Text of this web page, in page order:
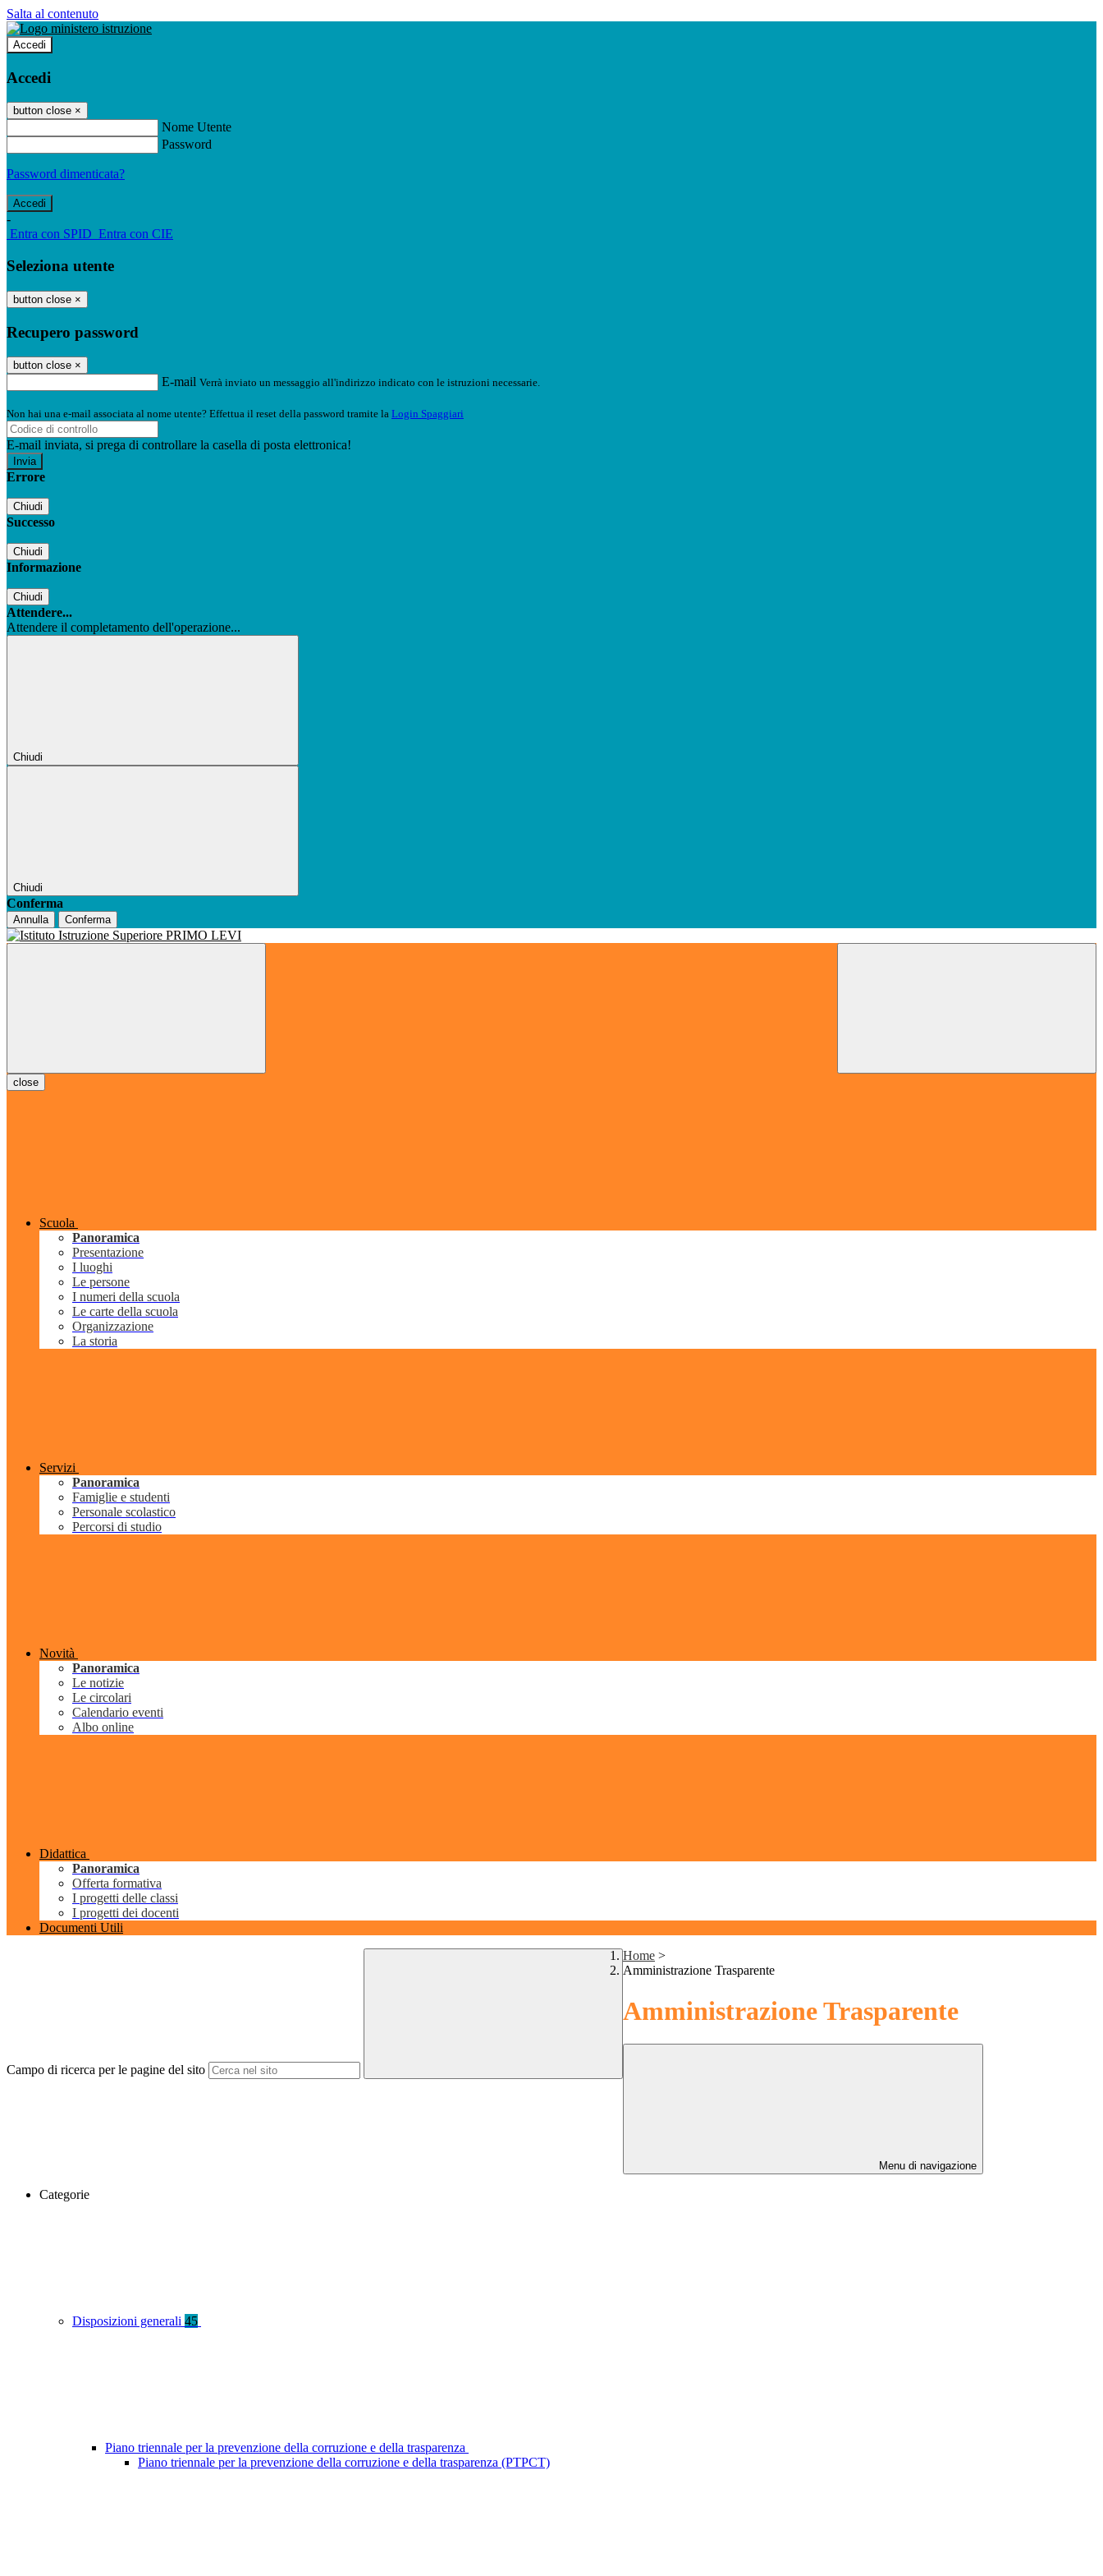
Salta al contenuto
Accedi
Accedi
button close ×
Nome Utente
Password
Password dimenticata?
-
Entra con SPID Entra con CIE
Seleziona utente
button close ×
Recupero password
button close ×
E-mail Verrà inviato un messaggio all'indirizzo indicato con le istruzioni necessarie.
Non hai una e-mail associata al nome utente? Effettua il reset della password tramite la Login Spaggiari
E-mail inviata, si prega di controllare la casella di posta elettronica!
Errore
Chiudi
Successo
Chiudi
Informazione
Chiudi
Attendere...
Attendere il completamento dell'operazione...
Chiudi
Chiudi
Conferma
Annulla Conferma
close
Scuola
Panoramica
Presentazione
I luoghi
Le persone
I numeri della scuola
Le carte della scuola
Organizzazione
La storia
Servizi
Panoramica
Famiglie e studenti
Personale scolastico
Percorsi di studio
Novità
Panoramica
Le notizie
Le circolari
Calendario eventi
Albo online
Didattica
Panoramica
Offerta formativa
I progetti delle classi
I progetti dei docenti
Documenti Utili
Campo di ricerca per le pagine del sito
Home >
Amministrazione Trasparente
Amministrazione Trasparente
Menu di navigazione
Categorie
Disposizioni generali 45
Piano triennale per la prevenzione della corruzione e della trasparenza
Piano triennale per la prevenzione della corruzione e della trasparenza (PTPCT)